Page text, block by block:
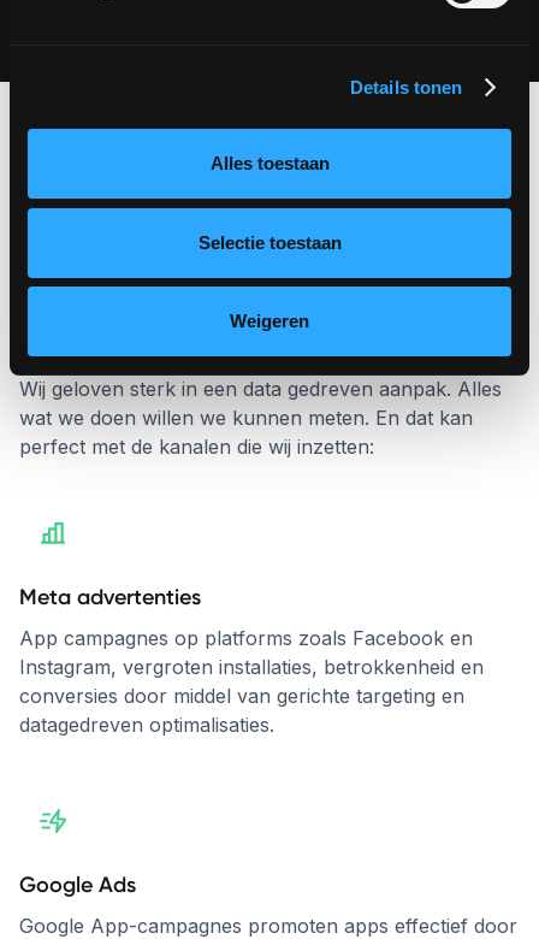
Details tonen
Alles toestaan
Selectie toestaan
Weigeren
Onzebrand awareness
strategievoor het succes
van jouw app
Wij geloven sterk in een data gedreven aanpak. Alles
wat we doen willen we kunnen meten. En dat kan
perfect met de kanalen die wij inzetten:
Meta advertenties
App campagnes op platforms zoals Facebook en
Instagram, vergroten installaties, betrokkenheid en
conversies door middel van gerichte targeting en
datagedreven optimalisaties.
Google Ads
Google App-campagnes promoten apps effectief door